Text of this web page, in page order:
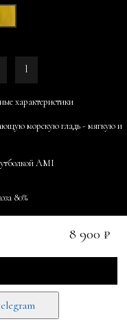
l
характеристики
морскую гладь - мягкую и
АМІ
80%
8 900 ₽